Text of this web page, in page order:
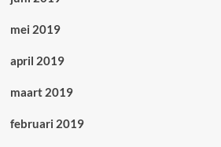
mei 2019
april 2019
maart 2019
februari 2019